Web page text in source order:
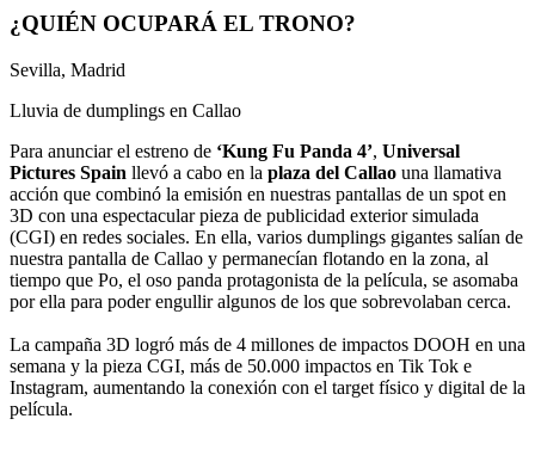
¿QUIÉN OCUPARÁ EL TRONO?
Sevilla, Madrid
Lluvia de dumplings en Callao
Para anunciar el estreno de ‘Kung Fu Panda 4’, Universal
Pictures Spain llevó a cabo en la plaza del Callao una llamativa
acción que combinó la emisión en nuestras pantallas de un spot en
3D con una espectacular pieza de publicidad exterior simulada
(CGI) en redes sociales. En ella, varios dumplings gigantes salían de
nuestra pantalla de Callao y permanecían flotando en la zona, al
tiempo que Po, el oso panda protagonista de la película, se asomaba
por ella para poder engullir algunos de los que sobrevolaban cerca.
La campaña 3D logró más de 4 millones de impactos DOOH en una
semana y la pieza CGI, más de 50.000 impactos en Tik Tok e
Instagram, aumentando la conexión con el target físico y digital de la
película.